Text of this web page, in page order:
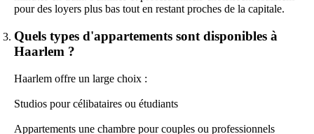
pour des loyers plus bas tout en restant proches de la capitale.
Quels types d'appartements sont disponibles à
Haarlem ?
Haarlem offre un large choix :
Studios pour célibataires ou étudiants
Appartements une chambre pour couples ou professionnels